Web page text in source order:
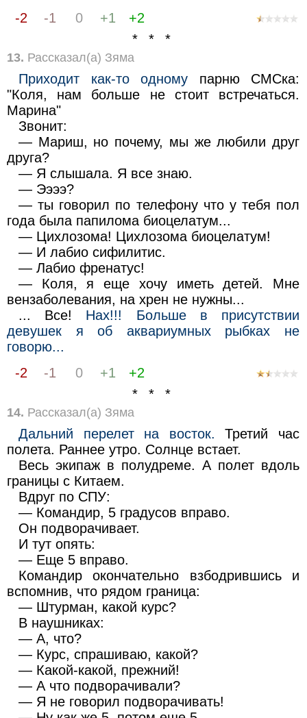
-2
-1 0 +1
+2
* * *
13. Рассказал(а) Зяма
Приходит как-то одному парню СМСка:
"Коля, нам больше не стоит встречаться.
Марина"
Звонит:
— Мариш, но почему, мы же любили друг
друга?
— Я слышала. Я все знаю.
— Ээээ?
— ты говорил по телефону что у тебя пол
года была папилома биоцелатум...
— Цихлозома! Цихлозома биоцелатум!
— И лабио сифилитис.
— Лабио френатус!
— Коля, я еще хочу иметь детей. Мне
вензаболевания, на хрен не нужны...
... Все! Нах!!! Больше в присутствии
девушек я об аквариумных рыбках не
говорю...
-2
-1 0 +1
+2
* * *
14. Рассказал(а) Зяма
Дальний перелет на восток. Третий час
полета. Раннее утро. Солнце встает.
Весь экипаж в полудреме. А полет вдоль
границы с Китаем.
Вдруг по СПУ:
— Командир, 5 градусов вправо.
Он подворачивает.
И тут опять:
— Еще 5 вправо.
Командир окончательно взбодрившись и
вспомнив, что рядом граница:
— Штурман, какой курс?
В наушниках:
— А, что?
— Курс, спрашиваю, какой?
— Какой-какой, прежний!
— А что подворачивали?
— Я не говорил подворачивать!